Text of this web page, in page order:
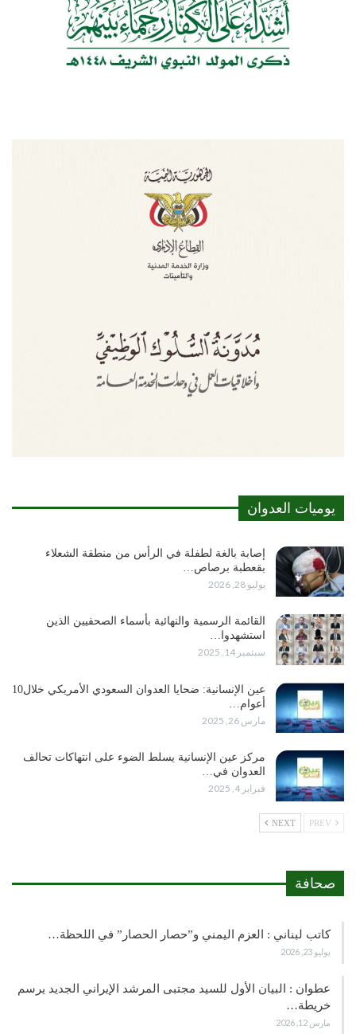
يوميات العدوان
إصابة بالغة لطفلة في الرأس من منطقة الشعلاء
بقعطبة برصاص…
يوليو 28, 2026
القائمة الرسمية والنهائية بأسماء الصحفيين الذين
استشهدوا…
سبتمبر 14, 2025
عين الإنسانية: ضحايا العدوان السعودي الأمريكي خلال10
أعوام…
مارس 26, 2025
مركز عين الإنسانية يسلط الضوء على انتهاكات تحالف
العدوان في…
فبراير 4, 2025
NEXT
صحافة
كاتب لبناني : العزم اليمني و”حصار الحصار” في اللحظة…
يوليو 23, 2026
عطوان : البيان الأول للسيد مجتبى المرشد الإيراني الجديد يرسم
خريطة…
مارس 12, 2026